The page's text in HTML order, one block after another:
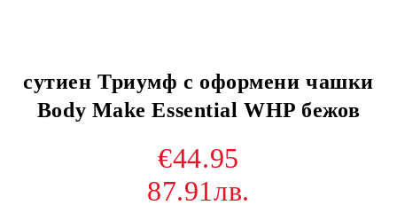
сутиен Триумф с оформени чашки
Body Make Essential WHP бежов
€44.95
87.91лв.